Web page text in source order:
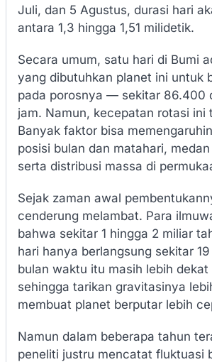
Juli, dan 5 Agustus, durasi hari
antara 1,3 hingga 1,51 milidetik.
Secara umum, satu hari di Bumi
yang dibutuhkan planet ini untuk
pada porosnya — sekitar 86.400
jam. Namun, kecepatan rotasi ini
Banyak faktor bisa
posisi bulan dan matahari,
serta distribusi massa di
Sejak zaman awal
cenderung melambat. Para
bahwa sekitar 1 hingga 2 miliar
hari hanya berlangsung sekitar
bulan waktu itu masih lebih dekat
sehingga tarikan gravitasinya
membuat planet berputar lebih
Namun dalam beberapa tahun
peneliti justru mencatat fluktuasi